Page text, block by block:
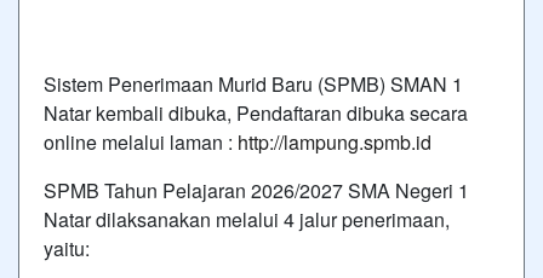
Sistem Penerimaan Murid Baru (SPMB) SMAN 1
Natar kembali dibuka, Pendaftaran dibuka secara
online melalui laman : http://lampung.spmb.id
SPMB Tahun Pelajaran 2026/2027SMA Negeri 1
Natardilaksanakan melalui 4 jalur penerimaan,
yaitu: